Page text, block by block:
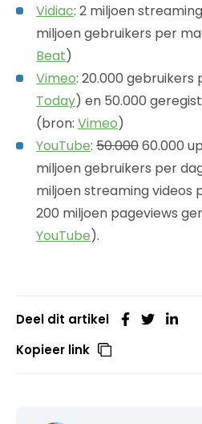
Vidiac: 2 miljoen
miljoen gebruikers per
Beat)
Vimeo: 20.000 gebruikers
Today) en 50.000
(bron: Vimeo)
YouTube: 50.00060.000
miljoen gebruikers per
miljoen streaming videos
200 miljoen pageviews
YouTube).
Deel dit artikel
Kopieer link